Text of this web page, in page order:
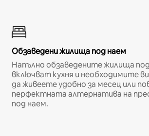
Обзаведени жилища под наем
Напълно обзаведените жилища
включват кухня и необходимите
да живеете удобно за месец или
перфектната алтернатива на
под наем.